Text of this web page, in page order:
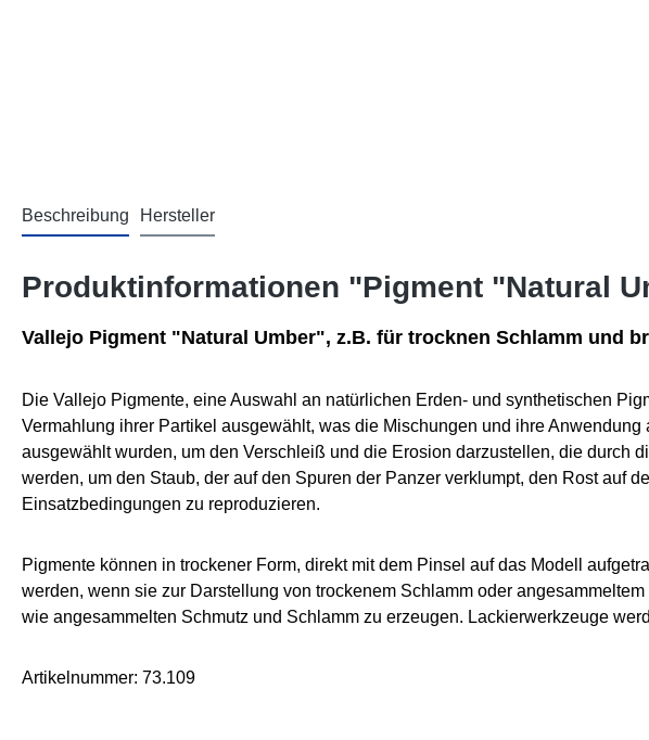
Beschreibung Hersteller
Produktinformationen "Pigment "Natural
Vallejo Pigment "Natural Umber", z.B. für trocknen Schlamm und
Die Vallejo Pigmente, eine Auswahl an natürlichen Erden- und synthetischen
Vermahlung ihrer Partikel ausgewählt, was die Mischungen und ihre
ausgewählt wurden, um den Verschleiß und die Erosion darzustellen, die durch
werden, um den Staub, der auf den Spuren der Panzer verklumpt, den Rost auf
Einsatzbedingungen zu reproduzieren.
Pigmente können in trockener Form, direkt mit dem Pinsel auf das Modell
werden, wenn sie zur Darstellung von trockenem Schlamm oder
wie angesammelten Schmutz und Schlamm zu erzeugen. Lackierwerkzeuge
Artikelnummer: 73.109